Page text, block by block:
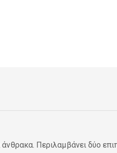
Περιλαμβάνει δύο